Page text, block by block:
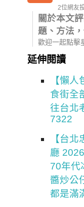
2位網友
關於本文
題、方法
歡迎一起點擊
延伸閱讀
【懶
食街全
往台北
7322
【台
廳
70年代
醬炒公
都是滿